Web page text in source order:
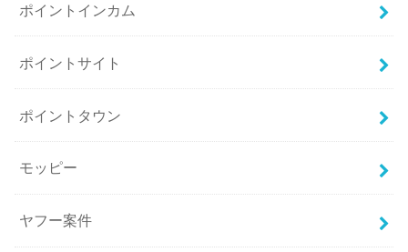
ポイントインカム
ポイントサイト
ポイントタウン
モッピー
ヤフー案件